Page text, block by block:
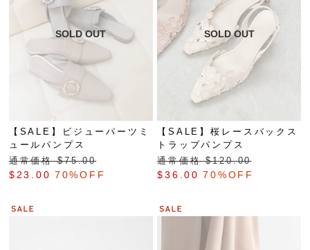
【SALE】ビジューパーツミ
ュールパンプス
通常価格 $‌75.00
$‌23.00 70%OFF
【SALE】桜レースバックス
トラップパンプス
通常価格 $‌120.00
$‌36.00 70%OFF